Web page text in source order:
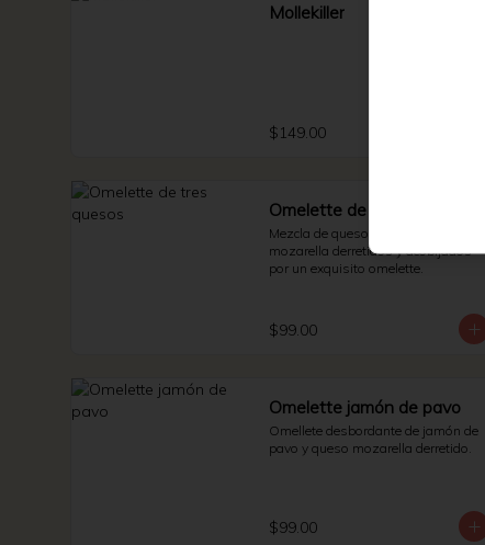
Mollekiller
$149.00
Omelette de tres quesos
Mezcla de queso manchego, suizo y
mozarella derretidos y acobijados
por un exquisito omelette.
$99.00
Omelette jamón de pavo
Omellete desbordante de jamón de
pavo y queso mozarella derretido.
$99.00